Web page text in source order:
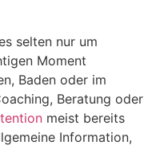
selten nur um
Moment
Baden oder im
Beratung oder
meist bereits
Information,